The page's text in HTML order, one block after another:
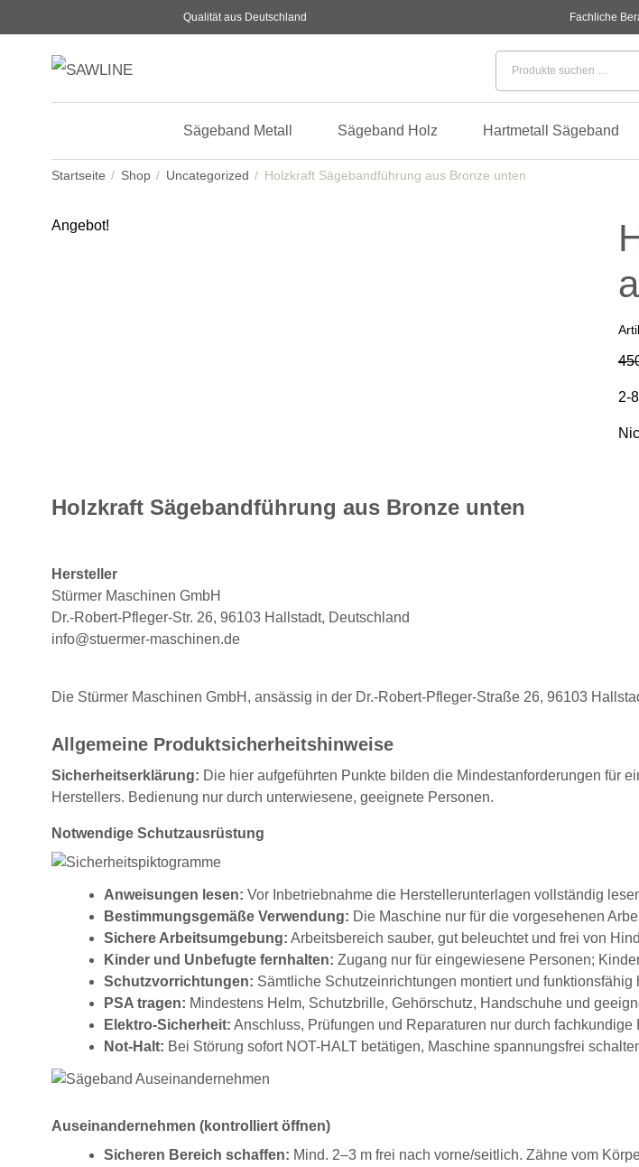
Qualität aus Deutschland Fachliche
Sägeband Metall Sägeband Holz Hartmetall Sägeband
Startseite Shop Uncategorized Holzkraft Sägebandführung aus Bronze unten
Angebot!
2-
Holzkraft Sägebandführung aus Bronze unten
Hersteller
Stürmer Maschinen GmbH
Dr.-Robert-Pfleger-Str. 26, 96103 Hallstadt, Deutschland
info@stuermer-maschinen.de
Die Stürmer Maschinen GmbH, ansässig in der Dr.-Robert-Pfleger-Straße 26, 96103
Allgemeine Produktsicherheitshinweise
Sicherheitserklärung: Die hier aufgeführten Punkte bilden die Mindestanforderungen für
Herstellers. Bedienung nur durch unterwiesene, geeignete Personen.
Notwendige Schutzausrüstung
Anweisungen lesen: Vor Inbetriebnahme die Herstellerunterlagen vollständig
Bestimmungsgemäße Verwendung: Die Maschine nur für die vorgesehenen
Sichere Arbeitsumgebung: Arbeitsbereich sauber, gut beleuchtet und frei von
Kinder und Unbefugte fernhalten: Zugang nur für eingewiesene Personen;
Schutzvorrichtungen: Sämtliche Schutzeinrichtungen montiert und
PSA tragen: Mindestens Helm, Schutzbrille, Gehörschutz, Handschuhe und
Elektro-Sicherheit: Anschluss, Prüfungen und Reparaturen nur durch
Not-Halt: Bei Störung sofort NOT-HALT betätigen, Maschine spannungsfrei
Auseinandernehmen (kontrolliert öffnen)
Sicheren Bereich schaffen: Mind. 2–3 m frei nach vorne/seitlich. Zähne vom